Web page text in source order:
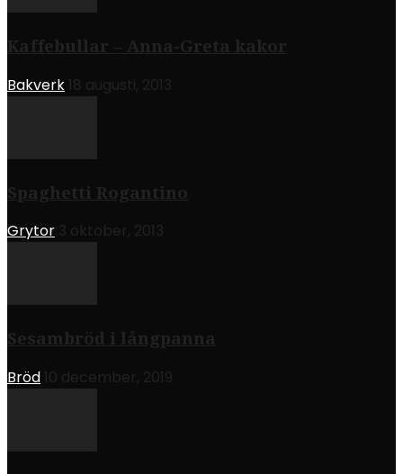
Kaffebullar – Anna-Greta kakor
Bakverk 18 augusti, 2013
Spaghetti Rogantino
Grytor 3 oktober, 2013
Sesambröd i långpanna
Bröd 10 december, 2019